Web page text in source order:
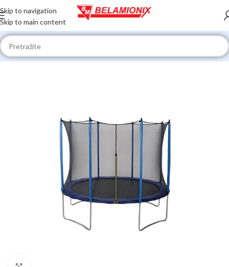
Skip to navigation
Skip to main content